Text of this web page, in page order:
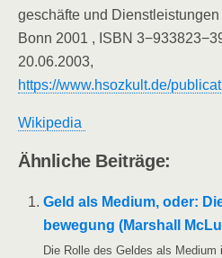
ge­schäf­te und
Bonn 2001 , ISBN
20.06.2003,
https://www.hsozkult.de/
Wiki­pe­dia
Ähn­li­che Beiträge:
Geld als Medi­um, oder:
be­we­gung (Mar­shall
Die Rol­le des Gel­des als Medi­um